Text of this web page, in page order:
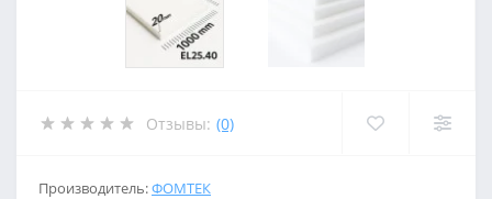
Отзывы: (0)
Производитель:ФОМТЕК